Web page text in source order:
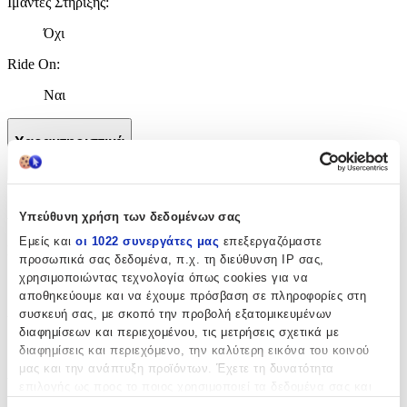
Υπεύθυνη χρήση των δεδομένων σας
Εμείς και οι 1022 συνεργάτες μας επεξεργαζόμαστε
προσωπικά σας δεδομένα, π.χ. τη διεύθυνση IP σας,
χρησιμοποιώντας τεχνολογία όπως cookies για να
αποθηκεύουμε και να έχουμε πρόσβαση σε πληροφορίες στη
συσκευή σας, με σκοπό την προβολή εξατομικευμένων
διαφημίσεων και περιεχομένου, τις μετρήσεις σχετικά με
διαφημίσεις και περιεχόμενο, την καλύτερη εικόνα του κοινού
μας και την ανάπτυξη προϊόντων. Έχετε τη δυνατότητα
Όχι
Ride On:
Ναι
Χαρακτηριστικά
Χαρακτηριστικά
Κατασκευαστής:
Sun & Sport
Χρώμα:
Κόκκινο
Αυτοκινητάκια: